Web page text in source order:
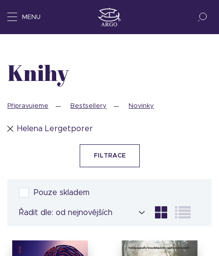
MENU
Knihy
Připravujeme Bestsellery Novinky
Helena Lergetporer
FILTRACE
Pouze skladem
Řadit dle: